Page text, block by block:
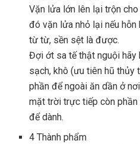
Vặn lửa lớn lên lại trộn
đó vặn lửa nhỏ lại nếu
từ từ, sền sệt là được.
Đợi ớt sa tế thật nguội
sạch, khô (ưu tiên hũ thủy
phần để ngoài ăn dần ở
mặt trời trực tiếp còn
để dành.
4Thành phẩm